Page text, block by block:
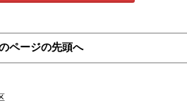
ページの先頭へ